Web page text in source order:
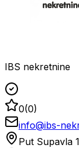
IBS nekretnine
0(0)
info@ibs-
Put Supavla